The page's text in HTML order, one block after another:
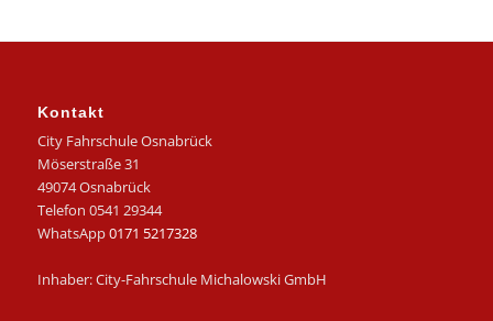
Kontakt
City Fahrschule Osnabrück
Möserstraße 31
49074 Osnabrück
Telefon 0541 29344
WhatsApp0171 5217328
Inhaber: City-Fahrschule Michalowski GmbH